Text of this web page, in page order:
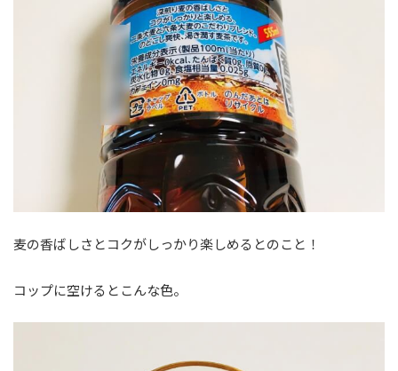
麦の香ばしさとコクがしっかり楽しめるとのこと！
コップに空けるとこんな色。